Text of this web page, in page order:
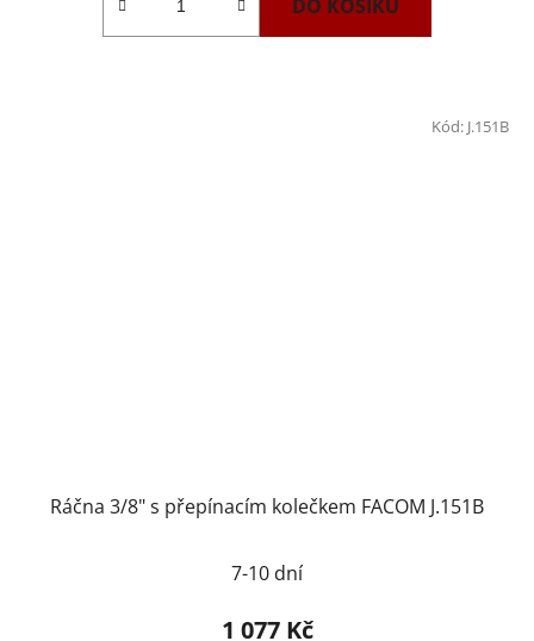
DO KOŠÍKU
Ráčna 3/8" s přepínacím kolečkem FACOM J.151B
7-10 dní
1 077 Kč
Kód: J.151B